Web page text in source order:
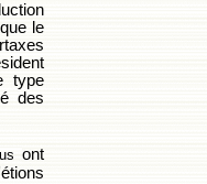
le
type
des
ont